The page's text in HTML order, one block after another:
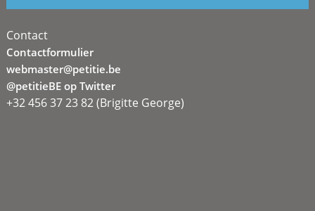
Contact
Contactformulier
webmaster@petitie.be
@petitieBE op Twitter
+32 456 37 23 82 (Brigitte George)